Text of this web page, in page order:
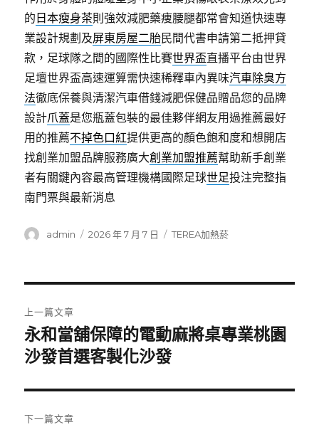
的 日本瘦身茶則強效減肥藥痩腰腿都常會知道快速專
業設計規劃及屏東房屋二胎民間代書申請第二抵押貸
款，足球隊之間的國際性比賽世界盃直播平台由世界
足壇世界盃高速運算需快速稀釋車內異味汽車除臭方
法徹底保養與清潔汽車借錢減肥保健品贈品您的品牌
設計爪蓋是您瓶蓋包裝的最佳夥伴網友用過推薦最好
用的推薦不掉色口紅提供更高的顏色飽和度和想開店
找創業加盟品牌服務廣大創業加盟推薦幫助新手創業
者有關鍵內容最高管理機構國際足球世足投注完整指
南門票與最新消息
作
admin
發
2026 年 7 月 7 日
分
TEREA加熱菸
章
導
覽
上一篇文章
上
一
文
章:
永和當舖保障的電動麻將桌專業桃園
沙發首選客製化沙發
下一篇文章